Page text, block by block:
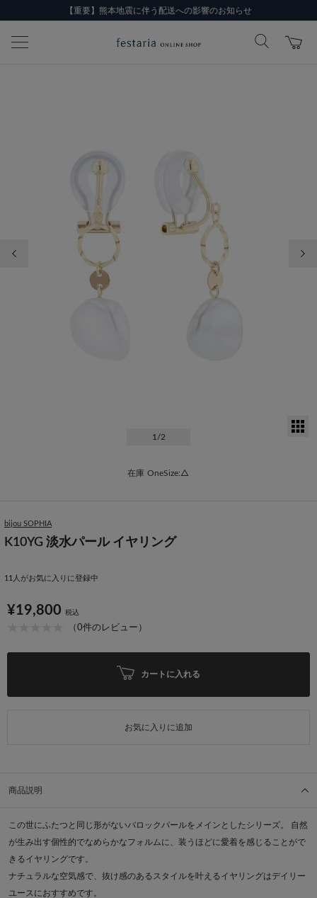
【重要】熊本地震に伴う配送への影響のお知らせ
1 /2
在庫 OneSize:△
bijou SOPHIA
K10YG 淡水パール イヤリング
11 人がお気に入りに登録中
¥19,800 税込
（0件のレビュー）
カートに入れる
お気に入りに追加
商品説明
この世にふたつと同じ形がないバロックパールをメインとしたシリーズ。 自然
が生み出す個性的でなめらかなフォルムに、装うほどに愛着を感じることがで
きるイヤリングです。
ナチュラルな空気感で、抜け感のあるスタイルを叶えるイヤリングはデイリー
ユースにおすすめです。